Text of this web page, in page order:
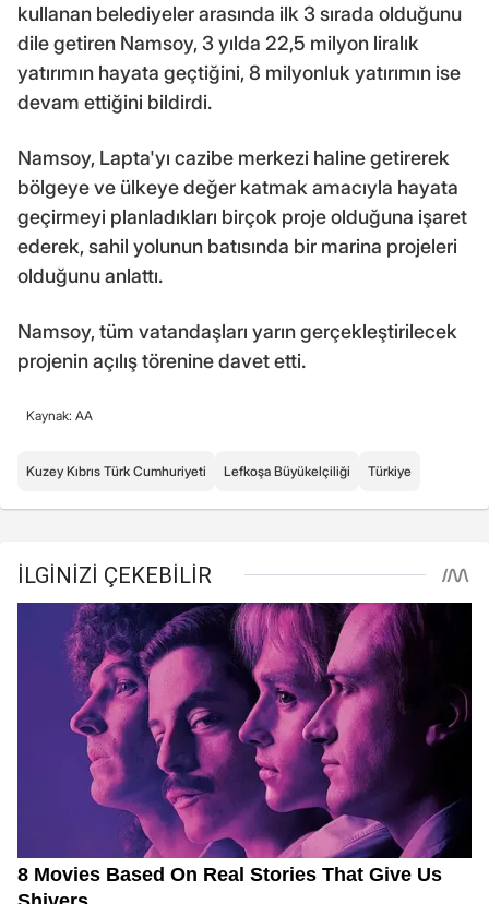
kullanan belediyeler arasında ilk 3 sırada olduğunu
dile getiren Namsoy, 3 yılda 22,5 milyon liralık
yatırımın hayata geçtiğini, 8 milyonluk yatırımın ise
devam ettiğini bildirdi.
Namsoy, Lapta'yı cazibe merkezi haline getirerek
bölgeye ve ülkeye değer katmak amacıyla hayata
geçirmeyi planladıkları birçok proje olduğuna işaret
ederek, sahil yolunun batısında bir marina projeleri
olduğunu anlattı.
Namsoy, tüm vatandaşları yarın gerçekleştirilecek
projenin açılış törenine davet etti.
Kaynak: AA
Kuzey Kıbrıs Türk Cumhuriyeti Lefkoşa Büyükelçiliği Türkiye